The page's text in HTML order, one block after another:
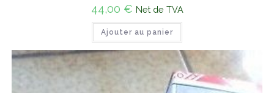
44,00 € Net de TVA
Ajouter au panier